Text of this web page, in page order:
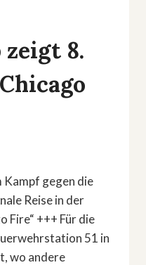
zeigt 8.
Kampf gegen die
Reise in der
Fire“ +++ Für die
51 in
wo andere